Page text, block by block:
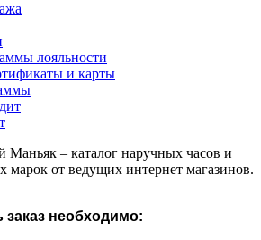
лояльности
и карты
Маньяк – каталог наручных часов и
марок от ведущих интернет магазинов.
необходимо: